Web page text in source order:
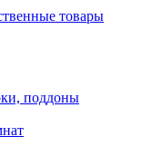
товары
поддоны